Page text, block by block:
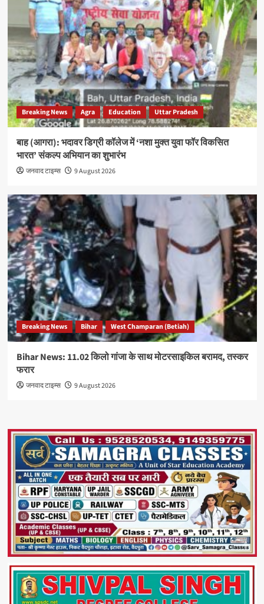
Breaking News Agra Education Uttar Pradesh
बाह (आगरा): भदावर डिग्री कॉलेज में ‘नशा मुक्त युवा फॉर विकसित
भारत’ संकल्प अभियान का शुभारंभ
जनवाद टाइम्स 9 August 2026
Breaking News Bihar West Champaran (Betiah)
Bihar News: 11.02 किलो गांजा के साथ मोटरसाइकिल बरामद, तस्कर
फरार
जनवाद टाइम्स 9 August 2026